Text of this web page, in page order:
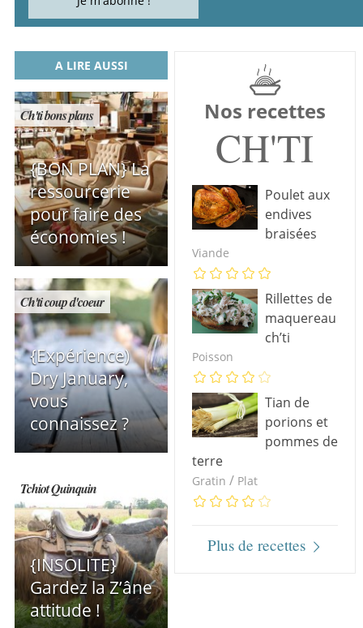
A LIRE AUSSI
Ch'ti bons plans
{BON PLAN} La
ressourcerie
pour faire des
économies !
Ch'ti coup d'coeur
{Expérience)
Dry January,
vous
connaissez ?
Tchiot Quinquin
{INSOLITE}
Gardez la Z’âne
attitude !
Nos recettes
CH'TI
Poulet aux
endives
braisées
Viande
Rillettes de
maquereau
ch’ti
Poisson
Tian de
porions et
pommes de
terre
Gratin / Plat
Plus de recettes